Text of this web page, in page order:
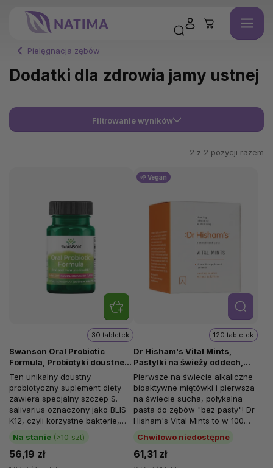
Pielęgnacja zębów
Dodatki dla zdrowia jamy ustnej
Filtrowanie wyników
2 z 2 pozycji razem
Swanson Oral Probiotic
Formula, Probiotyki doustne,
30 tabletek do żucia
Na stanie (>10 szt)
30 tabletek
56,19 zł
Ten unikalny doustny
probiotyczny suplement diety
zawiera specjalny szczep S.
salivarius oznaczony jako BLIS
K12, czyli korzystne bakterie,
które naturalnie występują w
jamie...
🌱 Vegan
Dr Hisham's Vital Mints,
Pastylki na świeży oddech,
120 tabletek do żucia
Chwilowo niedostępne
120 tabletek
61,31 zł
Szcze
góły
Pierwsze na świecie alkaliczne
bioaktywne miętówki i pierwsza
na świecie sucha, połykalna
pasta do zębów "bez pasty"! Dr
Hisham's Vital Mints to w 100%